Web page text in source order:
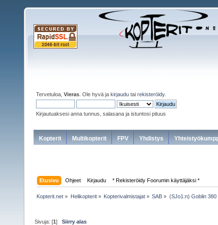
Tervetuloa, Vieras . Ole hyvä ja kirjaudu tai rekisteröidy.
Kirjautuaksesi anna tunnus, salasana ja istuntosi pituus
Kopterit Multikopterit FPV Yhdistys
Etusivu Ohjeet Kirjaudu * Rekisteröidy Foorumin käyttäjäksi *
Kopterit.net » Helikopterit» Kopterivalmistajat» SAB » (SJo1:n) Goblin 380
Sivuja: [1]Siirry alas